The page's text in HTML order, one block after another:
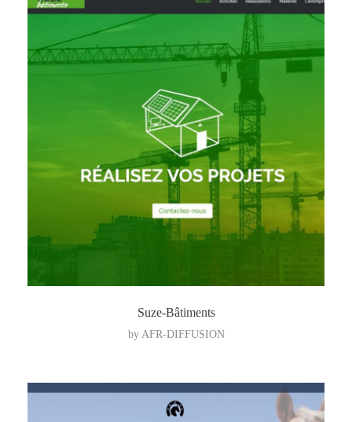
Suze-Bâtiments
by AFR-DIFFUSION